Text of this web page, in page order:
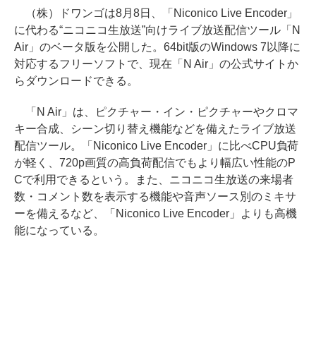
（株）ドワンゴは8月8日、「Niconico Live Encoder」
に代わる“ニコニコ生放送”向けライブ放送配信ツール「N
Air」のベータ版を公開した。64bit版のWindows 7以降に
対応するフリーソフトで、現在「N Air」の公式サイトか
らダウンロードできる。
「N Air」は、ピクチャー・イン・ピクチャーやクロマ
キー合成、シーン切り替え機能などを備えたライブ放送
配信ツール。「Niconico Live Encoder」に比べCPU負荷
が軽く、720p画質の高負荷配信でもより幅広い性能のP
Cで利用できるという。また、ニコニコ生放送の来場者
数・コメント数を表示する機能や音声ソース別のミキサ
ーを備えるなど、「Niconico Live Encoder」よりも高機
能になっている。